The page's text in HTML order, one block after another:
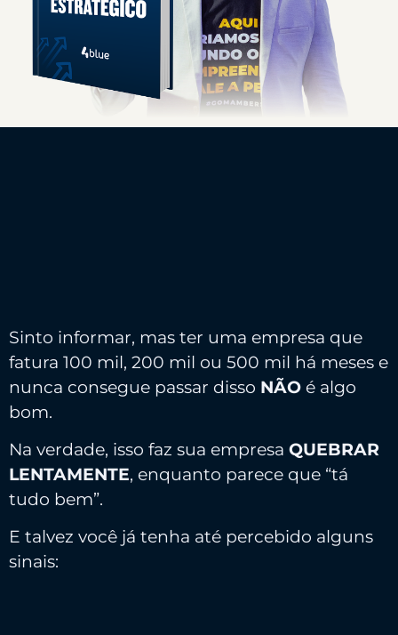
Sinto informar, mas ter uma empresa que
fatura 100 mil, 200 mil ou 500 mil há meses e
nunca consegue passar disso NÃO é algo
bom.
Na verdade, isso faz sua empresa QUEBRAR
LENTAMENTE, enquanto parece que “tá
tudo bem”.
E talvez você já tenha até percebido alguns
sinais: